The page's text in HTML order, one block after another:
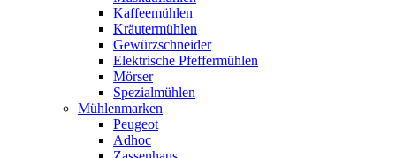
Kaffeemühlen
Kräutermühlen
Gewürzschneider
Elektrische Pfeffermühlen
Mörser
Spezialmühlen
Mühlenmarken
Peugeot
Adhoc